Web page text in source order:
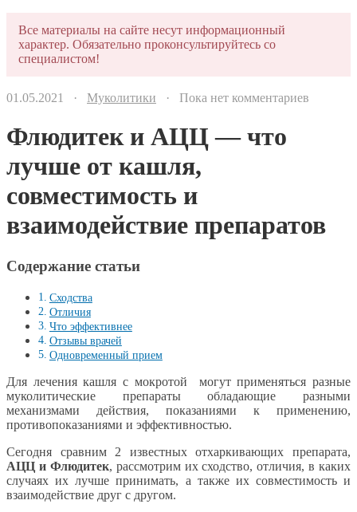
Все материалы на сайте несут информационный
характер. Обязательно проконсультируйтесь со
специалистом!
01.05.2021 · Муколитики · Пока нет комментариев
Флюдитек и АЦЦ — что
лучше от кашля,
совместимость и
взаимодействие препаратов
Содержание статьи
Сходства
Отличия
Что эффективнее
Отзывы врачей
Одновременный прием
Для лечения кашля с мокротой могут применяться разные
муколитические препараты обладающие разными
механизмами действия, показаниями к применению,
противопоказаниями и эффективностью.
Сегодня сравним 2 известных отхаркивающих препарата,
АЦЦ и Флюдитек, рассмотрим их сходство, отличия, в каких
случаях их лучше принимать, а также их совместимость и
взаимодействие друг с другом.